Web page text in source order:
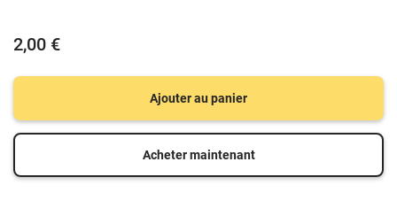
2,00 €
Ajouter au panier
Acheter maintenant